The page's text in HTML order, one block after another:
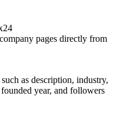
pages directly from
as description, industry,
year, and followers